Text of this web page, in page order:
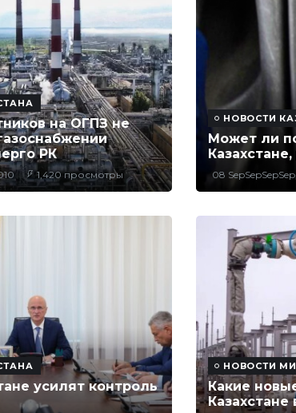
на ОГПЗ не
РК
1,420 просмотры
НОВОСТИ
Может ли
08
усилят контроль
НОВОСТИ
Какие